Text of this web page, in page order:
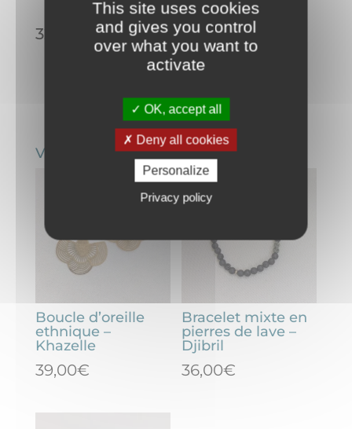
32,00
Bague
Vous aimerez peut-être aussi…
Boucle d’oreille
ethnique –
Khazelle
39,00€
Bracelet mixte en
pierres de lave –
Djibril
36,00€
This site uses cookies
and gives you control
over what you want to
activate
OK, accept all
Deny all cookies
Personalize
Privacy policy